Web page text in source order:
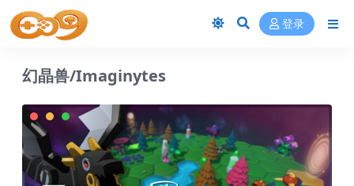
登录
幻晶兽/Imaginytes